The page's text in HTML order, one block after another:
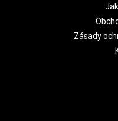
Zásady